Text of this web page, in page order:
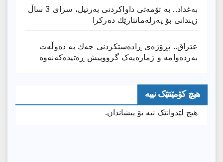
بەغداد.. بە تۆمەتی داواكردنی بەرتیل، سزای 3 ساڵ
زیندانی بۆ پەرلەمانتارێك دەركرا
عێراق.. پڕۆژەی ڕادەستكردنی چەك بە دەوڵەت
بەردەوامە و ژمارەیەک گرووپیش ڕەتیدەکەنەوە
هیچ کۆمێنتێک نییە
هیچ لێدوانێک نیە بۆ پیشاندان.